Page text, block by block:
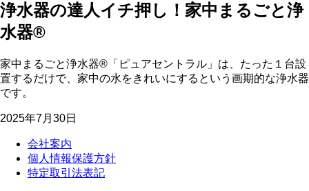
浄水器の達人イチ押し！家中まるごと浄
水器®
家中まるごと浄水器®「ピュアセントラル」は、たった１台設
置するだけで、家中の水をきれいにするという画期的な浄水器
です。
2025年7月30日
会社案内
個人情報保護方針
特定取引法表記